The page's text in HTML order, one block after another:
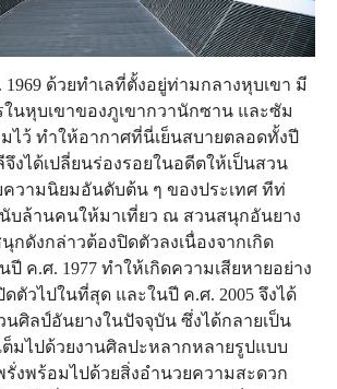
ด้วยทำเลที่ตั้งอยู่ท่ามกลางหุบเขา มี
ในหุบเขาของภูเขากวานักซาน และซัม
ไว้ ทำให้อากาศที่นี่เย็นสบายตลอดทั้งปี
งได้เปลี่ยนร่องรอยในอดีตให้เป็นสวน
วามนิยมอันดับต้น ๆ ของประเทศ ทีท่
บล้านคนให้มาเที่ยว ณ สวนสนุกอันยาง
กดังกล่าวต้องปิดตัวลงเนื่องจากเกิด
ค.ศ. 1977 ทำให้เกิดความเสียหายอย่าง
ตัวไปในที่สุด และในปี ค.ศ. 2005 จึงได้
นศิลป์อันยางในปัจจุบัน ซึ่งได้กลายเป็น
มไปด้วยงานศิลปะหลากหลายรูปแบบ
งพร้อมไปด้วยสิ่งอำนวยความสะดวก